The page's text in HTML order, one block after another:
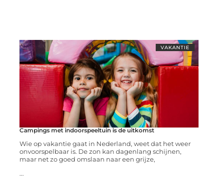
VAKANTIE
Campings met indoorspeeltuin is de uitkomst
Wie op vakantie gaat in Nederland, weet dat het weer
onvoorspelbaar is. De zon kan dagenlang schijnen,
maar net zo goed omslaan naar een grijze,
...